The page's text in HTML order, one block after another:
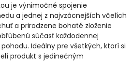
je výnimočné spojenie
a jednej z najvzácnejších včelích
a prirodzene bohaté zloženie
súčasť každodennej
Ideálny pre všetkých, ktorí si
produkt s jedinečným